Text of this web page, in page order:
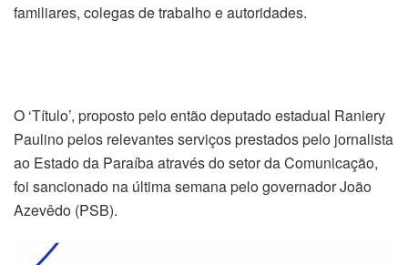
familiares, colegas de trabalho e autoridades.
O ‘Título’, proposto pelo então deputado estadual Raniery
Paulino pelos relevantes serviços prestados pelo jornalista
ao Estado da Paraíba através do setor da Comunicação,
foi sancionado na última semana pelo governador João
Azevêdo (PSB).